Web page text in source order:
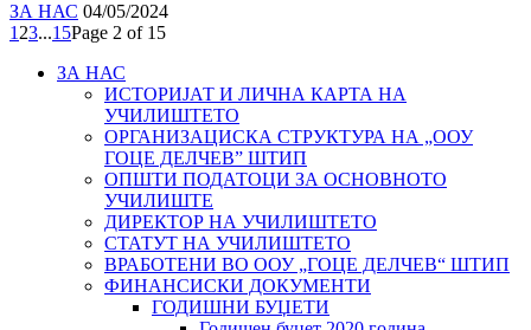
ЗА НАС 04/05/2024
1 23...15Page 2 of 15
ЗА НАС
ИСТОРИЈАТ И ЛИЧНА КАРТА НА
УЧИЛИШТЕТО
ОРГАНИЗАЦИСКА СТРУКТУРА НА „ООУ
ГОЦЕ ДЕЛЧЕВ” ШТИП
ОПШТИ ПОДАТОЦИ ЗА ОСНОВНОТО
УЧИЛИШТЕ
ДИРЕКТОР НА УЧИЛИШТЕТО
СТАТУТ НА УЧИЛИШТЕТО
ВРАБОТЕНИ ВО ООУ „ГОЦЕ ДЕЛЧЕВ“ ШТИП
ФИНАНСИСКИ ДОКУМЕНТИ
ГОДИШНИ БУЏЕТИ